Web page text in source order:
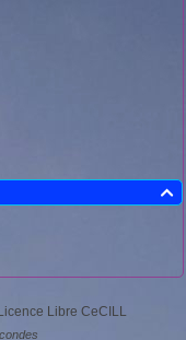

Libre CeCILL